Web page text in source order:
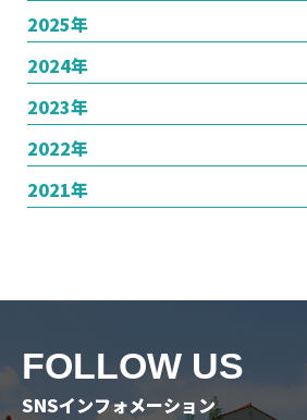
2025年
2024年
2023年
2022年
2021年
FOLLOW US
SNSインフォメーション